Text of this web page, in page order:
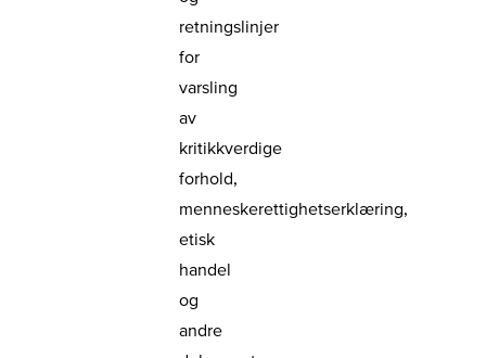
retningslinjer
for
varsling
av
kritikkverdige
forhold,
menneskerettighetserklæring,
etisk
handel
og
andre